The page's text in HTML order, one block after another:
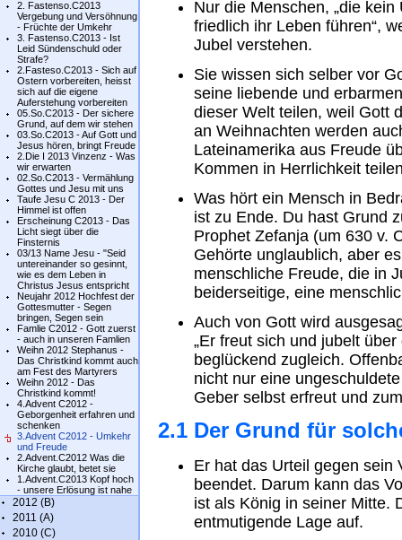
2. Fastenso.C2013
Vergebung und Versöhnung
- Früchte der Umkehr
3. Fastenso.C2013 - Ist
Leid Sündenschuld oder
Strafe?
2.Fasteso.C2013 - Sich auf
Ostern vorbereiten, heisst
sich auf die eigene
Auferstehung vorbereiten
05.So.C2013 - Der sichere
Grund, auf dem wir stehen
03.So.C2013 - Auf Gott und
Jesus hören, bringt Freude
2.Die I 2013 Vinzenz - Was
wir erwarten
02.So.C2013 - Vermählung
Gottes und Jesu mit uns
Taufe Jesu C 2013 - Der
Himmel ist offen
Erscheinung C2013 - Das
Licht siegt über die
Finsternis
03/13 Name Jesu - "Seid
untereinander so gesinnt,
wie es dem Leben in
Christus Jesus entspricht
Neujahr 2012 Hochfest der
Gottesmutter - Segen
bringen, Segen sein
Famlie C2012 - Gott zuerst
- auch in unseren Famlien
Weihn 2012 Stephanus -
Das Christkind kommt auch
am Fest des Martyrers
Weihn 2012 - Das
Christkind kommt!
4.Advent C2012 -
Geborgenheit erfahren und
schenken
3.Advent C2012 - Umkehr
und Freude
2.Advent.C2012 Was die
Kirche glaubt, betet sie
1.Advent.C2013 Kopf hoch
- unsere Erlösung ist nahe
2012 (B)
2011 (A)
2010 (C)
Nur die Menschen, „die
friedlich ihr Leben führen“,
Jubel verstehen.
Sie wissen sich selber vor
seine liebende und
dieser Welt teilen, weil Gott
an Weihnachten werden
Lateinamerika aus Freude
Kommen in Herrlichkeit
Was hört ein Mensch in
ist zu Ende. Du hast Grund
Prophet Zefanja (um 630 v.
Gehörte unglaublich, aber
menschliche Freude, die in
beiderseitige, eine
Auch von Gott wird
„Er freut sich und jubelt
beglückend zugleich.
nicht nur eine
Geber selbst erfreut und
2.1 Der Grund für
Er hat das Urteil gegen sein
beendet. Darum kann das
ist als König in seiner Mitte.
entmutigende Lage auf.